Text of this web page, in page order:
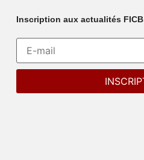
Inscription aux actualités FICB